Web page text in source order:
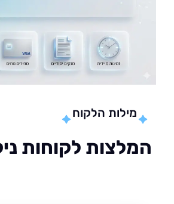
מילות הלקוח
לקוחות ניקיון